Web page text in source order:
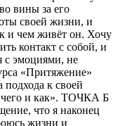
вины за его
своей жизни, и
и чем живёт он. Хочу
контакт с собой, и
с эмоциями, не
«Притяжение»
к своей
чего и как». ТОЧКА Б
что я наконец
жизни и